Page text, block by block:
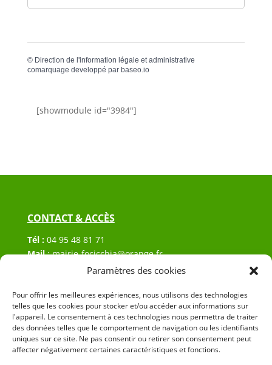
Paramètres des cookies
Pour offrir les meilleures expériences, nous utilisons des technologies
telles que les cookies pour stocker et/ou accéder aux informations sur
l'appareil. Le consentement à ces technologies nous permettra de traiter
des données telles que le comportement de navigation ou les identifiants
uniques sur ce site. Ne pas consentir ou retirer son consentement peut
affecter négativement certaines caractéristiques et fonctions.
© Direction de l'information légale et administrative
comarquage developpé par baseo.io
[showmodule id="3984"]
CONTACT & ACCÈS
Tél : 04 95 48 81 71
Mail:mairie-focicchia@orange.fr
Hôtel de ville de Focicchia
20212 Focicchia